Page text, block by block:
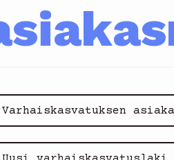
Varhaiskasvatuksen